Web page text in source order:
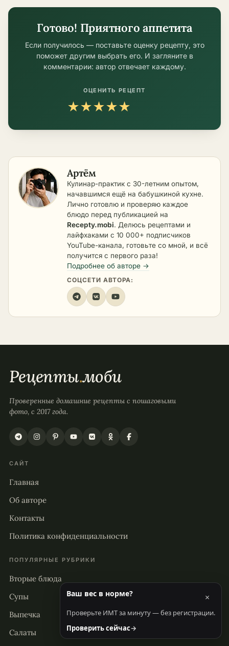
Готово! Приятного аппетита
Если получилось — поставьте оценку рецепту, это
поможет другим выбрать его. И загляните в
комментарии: автор отвечает каждому.
ОЦЕНИТЬ РЕЦЕПТ
★★★★★
Артём
Кулинар-практик с 30-летним опытом,
начавшимся ещё на бабушкиной кухне.
Лично готовлю и проверяю каждое
блюдо перед публикацией на
Recepty.mobi. Делюсь рецептами и
лайфхаками с 10 000+ подписчиков
YouTube-канала, готовьте со мной, и всё
получится с первого раза!
Подробнее об авторе →
СОЦСЕТИ АВТОРА:
Рецепты.моби
Проверенные домашние рецепты с пошаговыми
фото, с 2017 года.
САЙТ
Главная
Об авторе
Контакты
Политика конфиденциальности
ПОПУЛЯРНЫЕ РУБРИКИ
Вторые блюда
Супы
Выпечка
Салаты
Ваш вес в норме? ×
Проверьте ИМТ за минуту — без регистрации.
Проверить сейчас→